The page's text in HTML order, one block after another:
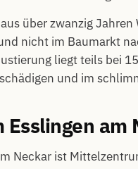
über zwanzig
nicht im Baumarkt
liegt teils bei
und im
Esslingen
Neckar ist